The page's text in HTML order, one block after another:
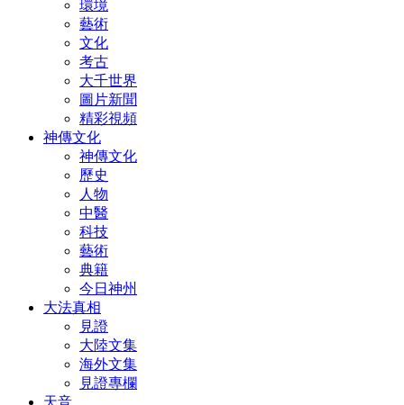
環境
藝術
文化
考古
大千世界
圖片新聞
精彩視頻
神傳文化
神傳文化
歷史
人物
中醫
科技
藝術
典籍
今日神州
大法真相
見證
大陸文集
海外文集
見證專欄
天音